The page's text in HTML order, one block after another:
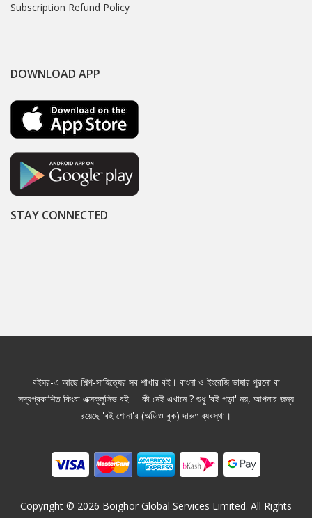
Subscription Refund Policy
DOWNLOAD APP
STAY CONNECTED
বইঘর-এ আছে শিল্প-সাহিত্যের সব শাখার বই। বাংলা ও ইংরেজি ভাষার পুরনো বা
সদ্যপ্রকাশিত কিংবা এক্সক্লুসিভ বই— কী নেই এখানে ? শুধু 'বই পড়া' নয়, আপনার জন্য
রয়েছে 'বই শোনা'র (অডিও বুক) দারুণ ব্যবস্থা।
Copyright © 2026 Boighor Global Services Limited. All Rights